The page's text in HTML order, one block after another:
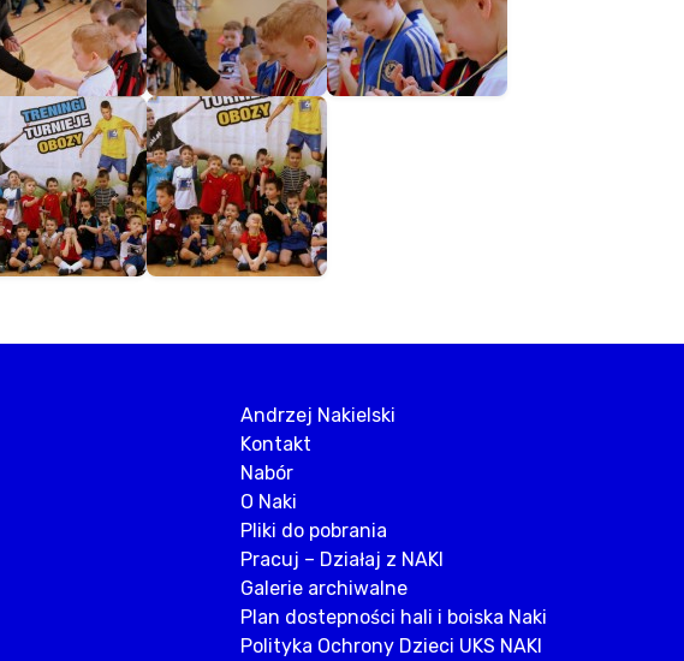
Andrzej Nakielski
Kontakt
Nabór
O Naki
Pliki do pobrania
Pracuj – Działaj z NAKI
Galerie archiwalne
Plan dostepności hali i boiska Naki
Polityka Ochrony Dzieci UKS NAKI